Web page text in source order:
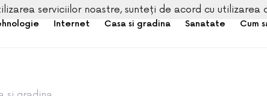
Internet Casa si gradina Sanatate Cum
serviciilor noastre, sunteți de acord cu utilizarea